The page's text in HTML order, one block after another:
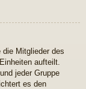
die Mitglieder des
aufteilt.
jeder Gruppe
es den